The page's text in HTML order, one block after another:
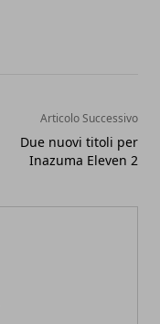
Articolo Successivo
Due nuovi titoli per
Inazuma Eleven 2